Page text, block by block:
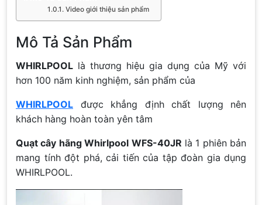
Video giới thiệu sản phẩm
Mô Tả Sản Phẩm
WHIRLPOOL là thương hiệu gia dụng của Mỹ với
hơn 100 năm kinh nghiệm, sản phẩm của
WHIRLPOOL được khẳng định chất lượng nên
khách hàng hoàn toàn yên tâm
Quạt cây hãng Whirlpool WFS-40JR là 1 phiên bản
mang tính đột phá, cải tiến của tập đoàn gia dụng
WHIRLPOOL.